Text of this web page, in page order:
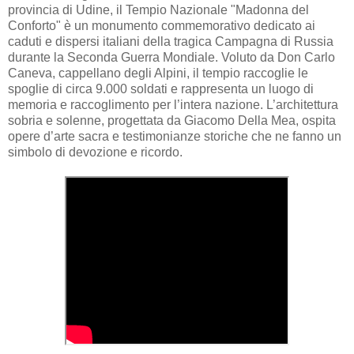
provincia di Udine, il Tempio Nazionale "Madonna del
Conforto" è un monumento commemorativo dedicato ai
caduti e dispersi italiani della tragica Campagna di Russia
durante la Seconda Guerra Mondiale. Voluto da Don Carlo
Caneva, cappellano degli Alpini, il tempio raccoglie le
spoglie di circa 9.000 soldati e rappresenta un luogo di
memoria e raccoglimento per l’intera nazione. L’architettura
sobria e solenne, progettata da Giacomo Della Mea, ospita
opere d’arte sacra e testimonianze storiche che ne fanno un
simbolo di devozione e ricordo.